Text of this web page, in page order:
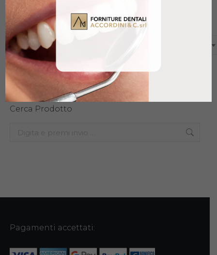
Categorie prodotto
Cerca Prodotto
Pagamenti accettati: